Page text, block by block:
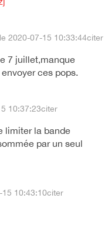
2020-07-15 10:33:44citer
7 juillet,manque
ces pops.
10:37:23citer
limiter la bande
par un seul
10:43:10citer